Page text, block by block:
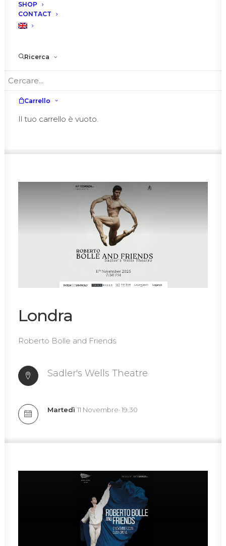
SHOP
CONTACT
Ricerca
Carrello
Il tuo carrello è vuoto.
Milano
Sabato 15 Novembre • 21:00
Londra
Roberto Bolle and Friends
Sadler's Wells Theatre
Martedì 11 Novembre· 19.30